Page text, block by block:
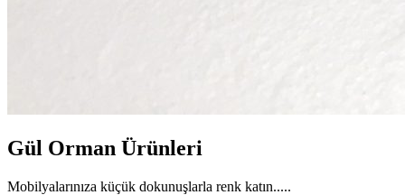
Gül Orman Ürünleri
Mobilyalarınıza küçük dokunuşlarla renk katın.....